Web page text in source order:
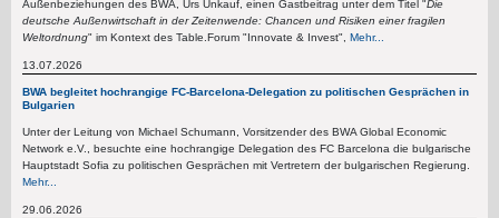
Außenbeziehungen des BWA, Urs Unkauf, einen Gastbeitrag unter dem Titel "Die
deutsche Außenwirtschaft in der Zeitenwende: Chancen und Risiken einer fragilen
Weltordnung" im Kontext des Table.Forum "Innovate & Invest", Mehr...
13.07.2026
BWA begleitet hochrangige FC-Barcelona-Delegation zu politischen Gesprächen in
Bulgarien
Unter der Leitung von Michael Schumann, Vorsitzender des BWA Global Economic
Network e.V., besuchte eine hochrangige Delegation des FC Barcelona die bulgarische
Hauptstadt Sofia zu politischen Gesprächen mit Vertretern der bulgarischen Regierung.
Mehr...
29.06.2026